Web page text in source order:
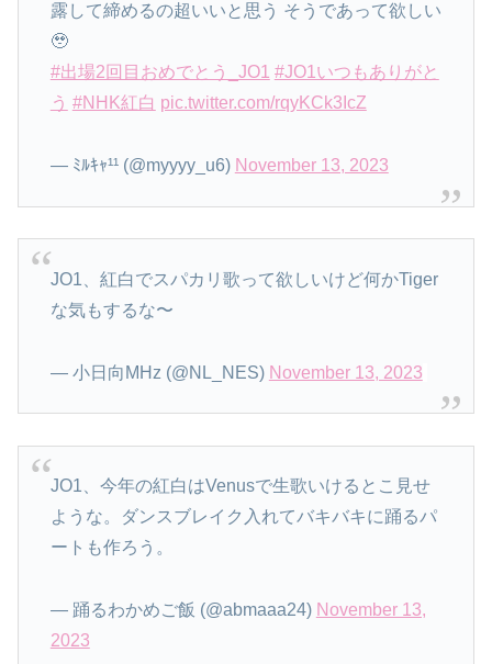
露して締めるの超いいと思う そうであって欲しい
🥹
#出場2回目おめでとう_JO1 #JO1いつもありがと
う #NHK紅白 pic.twitter.com/rqyKCk3IcZ
— ﾐﾙｷｬ¹¹ (@myyyy_u6) November 13, 2023
JO1、紅白でスパカリ歌って欲しいけど何かTiger
な気もするな〜
— 小日向MHz (@NL_NES) November 13, 2023
JO1、今年の紅白はVenusで生歌いけるとこ見せ
ような。ダンスブレイク入れてバキバキに踊るパ
ートも作ろう。
— 踊るわかめご飯 (@abmaaa24) November 13,
2023